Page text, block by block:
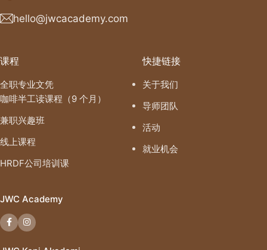
hello@jwcacademy.com
课程
全职专业文凭
咖啡半工读课程（9 个月）
兼职兴趣班
线上课程
HRDF公司培训课
快捷链接
关于我们
导师团队
活动
就业机会
JWC Academy